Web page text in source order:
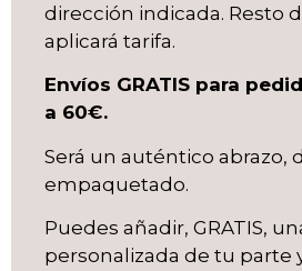
dirección indicada. Resto
aplicará tarifa.
Envíos GRATIS para
a 60€.
Será un auténtico abrazo,
empaquetado.
Puedes añadir, GRATIS,
personalizada de tu parte